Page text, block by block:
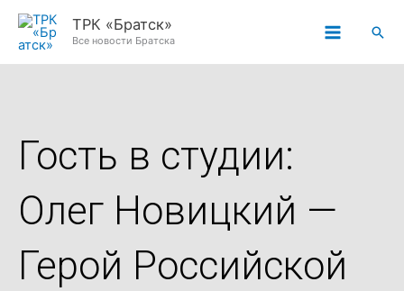
Перейти
ТРК «Братск»
Все новости Братска
Гость в студии:
Олег Новицкий —
Герой Российской